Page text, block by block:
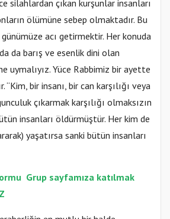
silahlardan çıkan kurşunlar insanları
ölümüne sebep olmaktadır. Bu
acı getirmektir. Her konuda
da barış ve esenlik dini olan
uymalıyız. Yüce Rabbimiz bir ayette
“Kim, bir insanı, bir can karşılığı veya
çıkarmak karşılığı olmaksızın
insanları öldürmüştür. Her kim de
yaşatırsa sanki bütün insanları
Grup sayfamıza katılmak